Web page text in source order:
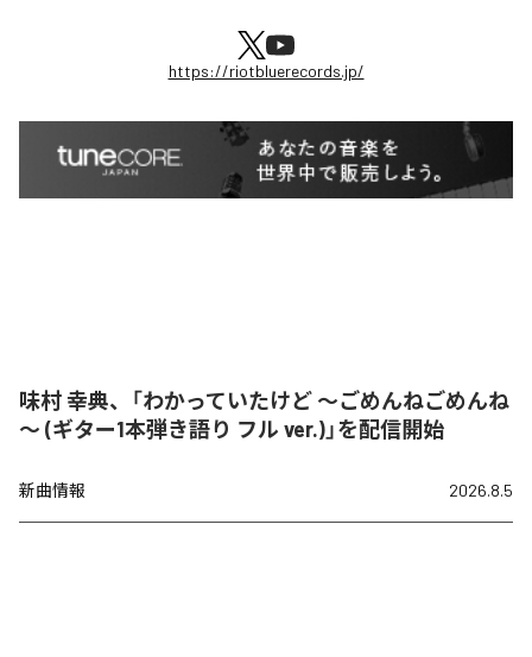
https://riotbluerecords.jp/
味村 幸典、「わかっていたけど ～ごめんねごめんね
～ (ギター1本弾き語り フル ver.)」を配信開始
新曲情報 2026.8.5